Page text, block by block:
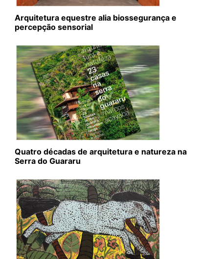
Arquitetura equestre alia biossegurança e
percepção sensorial
Quatro décadas de arquitetura e natureza na
Serra do Guararu